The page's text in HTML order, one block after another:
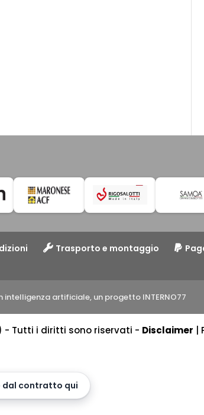
Trasporto e montaggio
intelligenza artificiale, un progetto INTERNO77
- Tutti i diritti sono riservati - Disclaimer
dal contratto qui